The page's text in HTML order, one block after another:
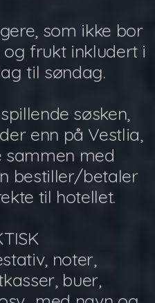
som ikke bor
frukt inkludert i
til søndag.
søsken,
enn på Vestlia,
sammen med
bestiller/betaler
til hotellet.
noter,
buer,